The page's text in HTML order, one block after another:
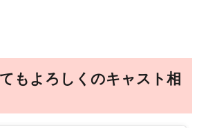
もよろしくのキャスト相